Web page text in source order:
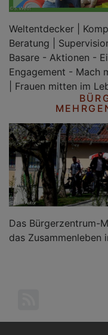
Weltentdecker |
Beratung |
Basare - Aktionen -
Engagement - Mach
| Frauen mitten im
Das Bürgerzentrum-
das Zusammenleben